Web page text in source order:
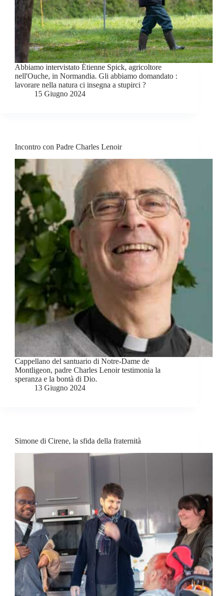
Abbiamo intervistato Étienne Spick, agricoltore
nell'Ouche, in Normandia. Gli abbiamo domandato :
lavorare nella natura ci insegna a stupirci ?
15 Giugno 2024
Incontro con Padre Charles Lenoir
Cappellano del santuario di Notre-Dame de
Montligeon, padre Charles Lenoir testimonia la
speranza e la bontà di Dio.
13 Giugno 2024
Simone di Cirene, la sfida della fraternità